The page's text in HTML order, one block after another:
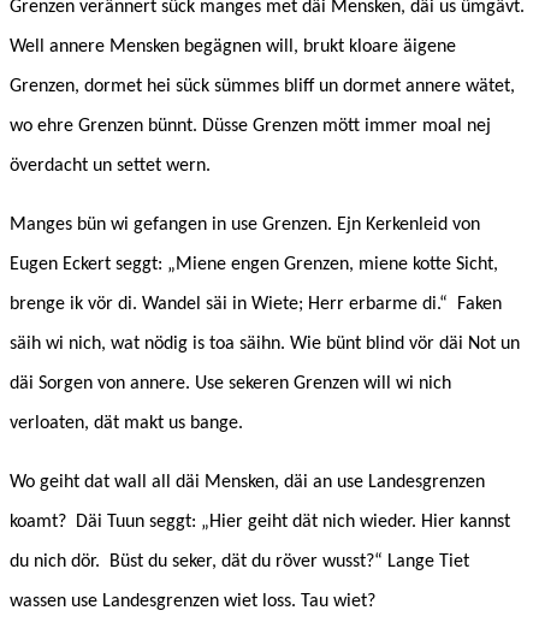
Grenzen verännert sück manges met däi Mensken, däi us ümgävt.
Well annere Mensken begägnen will, brukt kloare äigene
Grenzen, dormet hei sück sümmes bliff un dormet annere wätet,
wo ehre Grenzen bünnt. Düsse Grenzen mött immer moal nej
överdacht un settet wern.
Manges bün wi gefangen in use Grenzen. Ejn Kerkenleid von
Eugen Eckert seggt: „Miene engen Grenzen, miene kotte Sicht,
brenge ik vör di. Wandel säi in Wiete; Herr erbarme di.“ Faken
säih wi nich, wat nödig is toa säihn. Wie bünt blind vör däi Not un
däi Sorgen von annere. Use sekeren Grenzen will wi nich
verloaten, dät makt us bange.
Wo geiht dat wall all däi Mensken, däi an use Landesgrenzen
koamt? Däi Tuun seggt: „Hier geiht dät nich wieder. Hier kannst
du nich dör. Büst du seker, dät du röver wusst?“ Lange Tiet
wassen use Landesgrenzen wiet loss. Tau wiet?